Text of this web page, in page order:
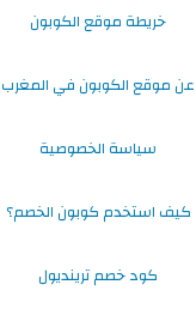
خريطة موقع الكوبون
عن موقع الكوبون في المغرب
سياسة الخصوصية
كيف استخدم كوبون الخصم؟
كود خصم ترينديول